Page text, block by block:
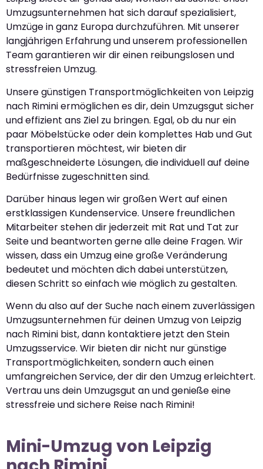
Umzugsunternehmen hat sich darauf spezialisiert,
Umzüge in ganz Europa durchzuführen. Mit unserer
langjährigen Erfahrung und unserem professionellen
Team garantieren wir dir einen reibungslosen und
stressfreien Umzug.
Unsere günstigen Transportmöglichkeiten von Leipzig
nach Rimini ermöglichen es dir, dein Umzugsgut sicher
und effizient ans Ziel zu bringen. Egal, ob du nur ein
paar Möbelstücke oder dein komplettes Hab und Gut
transportieren möchtest, wir bieten dir
maßgeschneiderte Lösungen, die individuell auf deine
Bedürfnisse zugeschnitten sind.
Darüber hinaus legen wir großen Wert auf einen
erstklassigen Kundenservice. Unsere freundlichen
Mitarbeiter stehen dir jederzeit mit Rat und Tat zur
Seite und beantworten gerne alle deine Fragen. Wir
wissen, dass ein Umzug eine große Veränderung
bedeutet und möchten dich dabei unterstützen,
diesen Schritt so einfach wie möglich zu gestalten.
Wenn du also auf der Suche nach einem zuverlässigen
Umzugsunternehmen für deinen Umzug von Leipzig
nach Rimini bist, dann kontaktiere jetzt den Stein
Umzugsservice. Wir bieten dir nicht nur günstige
Transportmöglichkeiten, sondern auch einen
umfangreichen Service, der dir den Umzug erleichtert.
Vertrau uns dein Umzugsgut an und genieße eine
stressfreie und sichere Reise nach Rimini!
Mini-Umzug von Leipzig